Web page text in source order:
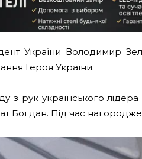
України Володимир
Героя України.
з рук українського
Богдан. Під час